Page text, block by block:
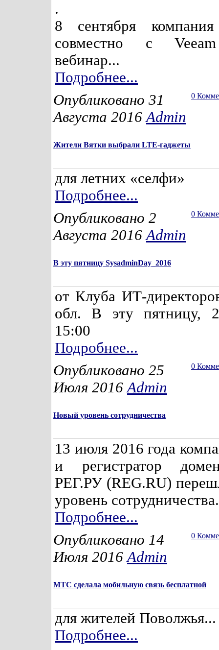
.
8 сентября
совместно с
вебинар...
Подробнее...
0
Опубликовано 31
Августа 2016Admin
Жители Вятки выбрали LTE-гаджеты
для летних «селфи»
Подробнее...
0
Опубликовано 2
Августа 2016Admin
В эту пятницу SysadminDay_2016
от Клуба ИТ-
обл. В эту пятницу,
15:00
Подробнее...
0
Опубликовано 25
Июля 2016Admin
Новый уровень сотрудничества
13 июля 2016 года
и регистратор
РЕГ.РУ (REG.RU)
уровень сотрудничества.
Подробнее...
0
Опубликовано 14
Июля 2016Admin
МТС сделала мобильную связь бесплатной
для жителей Поволжья...
Подробнее...